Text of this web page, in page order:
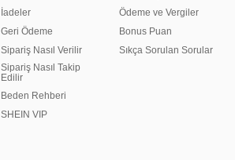
İadeler
Geri Ödeme
Sipariş Nasıl Verilir
Sipariş Nasıl Takip
Edilir
Beden Rehberi
SHEIN VIP
Ödeme ve Vergiler
Bonus Puan
Sıkça Sorulan Sorular